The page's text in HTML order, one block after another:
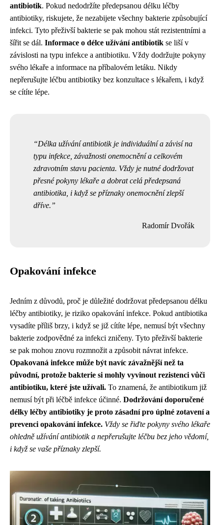
antibiotik. Pokud nedodržíte předepsanou délku léčby
antibiotiky, riskujete, že nezabijete všechny bakterie způsobující
infekci. Tyto přeživší bakterie se pak mohou stát rezistentními a
šířit se dál. Informace o délce užívání antibiotik se liší v
závislosti na typu infekce a antibiotiku. Vždy dodržujte pokyny
svého lékaře a informace na příbalovém letáku. Nikdy
nepřerušujte léčbu antibiotiky bez konzultace s lékařem, i když
se cítíte lépe.
Délka užívání antibiotik je individuální a závisí na
typu infekce, závažnosti onemocnění a celkovém
zdravotním stavu pacienta. Vždy je nutné dodržovat
přesné pokyny lékaře a dobrat celá předepsaná
antibiotika, i když se příznaky onemocnění zlepší
dříve.
Radomír Dvořák
Opakování infekce
Jedním z důvodů, proč je důležité dodržovat předepsanou délku
léčby antibiotiky, je riziko opakování infekce. Pokud antibiotika
vysadíte příliš brzy, i když se již cítíte lépe, nemusí být všechny
bakterie zodpovědné za infekci zničeny. Tyto přeživší bakterie
se pak mohou znovu rozmnožit a způsobit návrat infekce.
Opakovaná infekce může být navíc závažnější než ta
původní, protože bakterie si mohly vyvinout rezistenci vůči
antibiotiku, které jste užívali. To znamená, že antibiotikum již
nemusí být při léčbě infekce účinné. Dodržování doporučené
délky léčby antibiotiky je proto zásadní pro úplné zotavení a
prevenci opakování infekce. Vždy se řiďte pokyny svého lékaře
ohledně užívání antibiotik a nepřerušujte léčbu bez jeho vědomí,
i když se vaše příznaky zlepší.